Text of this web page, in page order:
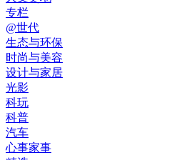
专栏
@世代
生态与环保
时尚与美容
设计与家居
光影
科玩
科普
汽车
心事家事